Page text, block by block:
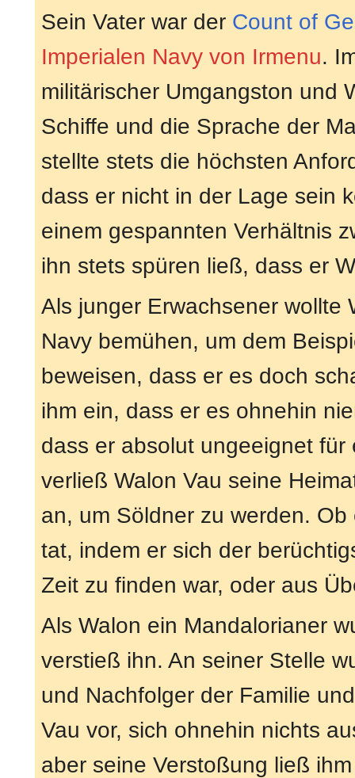
Sein Vater war der Count of
Imperialen Navy von Irmenu.
militärischer Umgangston und
Schiffe und die Sprache der
stellte stets die höchsten
dass er nicht in der Lage sein
einem gespannten Verhältnis
ihn stets spüren ließ, dass er
Als junger Erwachsener wollte
Navy bemühen, um dem
beweisen, dass er es doch
ihm ein, dass er es ohnehin
dass er absolut ungeeignet
verließ Walon Vau seine
an, um Söldner zu werden.
tat, indem er sich der
Zeit zu finden war, oder aus
Als Walon ein Mandalorianer
verstieß ihn. An seiner Stelle
und Nachfolger der Familie
Vau vor, sich ohnehin nichts
aber seine Verstoßung ließ